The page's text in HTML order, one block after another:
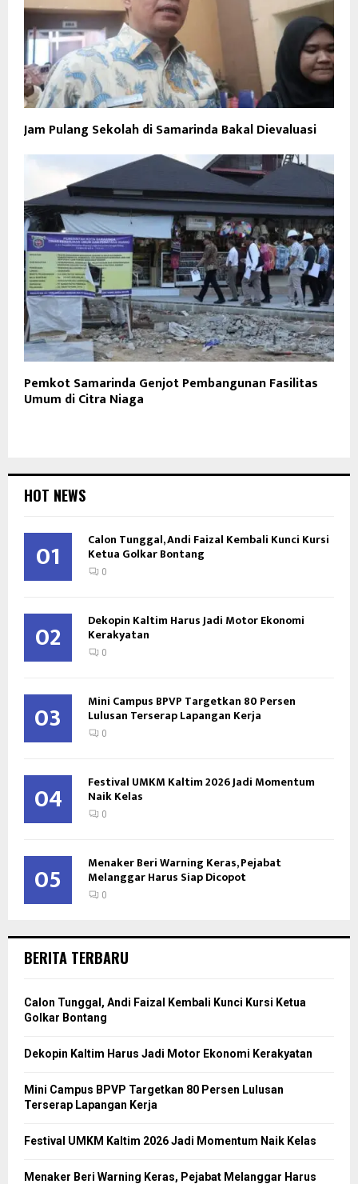
Jam Pulang Sekolah di Samarinda Bakal Dievaluasi
Pemkot Samarinda Genjot Pembangunan Fasilitas
Umum di Citra Niaga
HOT NEWS
01 Calon Tunggal, Andi Faizal Kembali Kunci Kursi
Ketua Golkar Bontang
0
02 Dekopin Kaltim Harus Jadi Motor Ekonomi
Kerakyatan
0
03 Mini Campus BPVP Targetkan 80 Persen
Lulusan Terserap Lapangan Kerja
0
04 Festival UMKM Kaltim 2026 Jadi Momentum
Naik Kelas
0
05 Menaker Beri Warning Keras, Pejabat
Melanggar Harus Siap Dicopot
0
BERITA TERBARU
Calon Tunggal, Andi Faizal Kembali Kunci Kursi Ketua
Golkar Bontang
Dekopin Kaltim Harus Jadi Motor Ekonomi Kerakyatan
Mini Campus BPVP Targetkan 80 Persen Lulusan
Terserap Lapangan Kerja
Festival UMKM Kaltim 2026 Jadi Momentum Naik Kelas
Menaker Beri Warning Keras, Pejabat Melanggar Harus